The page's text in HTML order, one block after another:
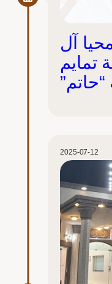
آل
تمايم
“حاتم”
2025-07-12